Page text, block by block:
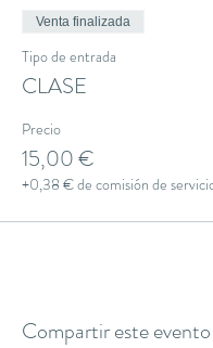
Venta finalizada
Tipo de entrada
CLASE
Precio
15,00 €
+0,38 € de comisión de
Compartir este evento